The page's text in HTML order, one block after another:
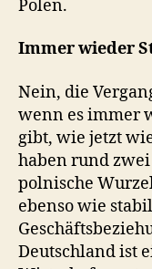
Polen.
Immer wieder
Nein, die
wenn es immer
gibt, wie jetzt
haben rund
polnische
ebenso wie
Deutschland ist